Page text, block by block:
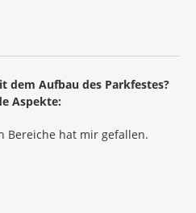
dem Aufbau des Parkfestes?
Aspekte:
Bereiche hat mir gefallen.